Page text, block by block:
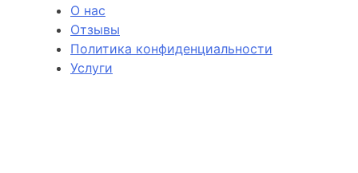
О нас
Отзывы
Политика конфиденциальности
Услуги